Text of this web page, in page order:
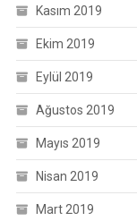
Kasım 2019
Ekim 2019
Eylül 2019
Ağustos 2019
Mayıs 2019
Nisan 2019
Mart 2019